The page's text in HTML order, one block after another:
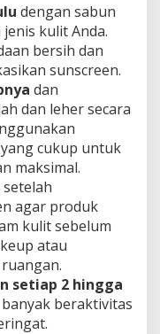
dengan sabun
kulit Anda.
bersih dan
sunscreen.
dan
dan leher secara
cukup untuk
maksimal.
setelah
agar produk
kulit sebelum
atau
setiap 2 hingga
beraktivitas